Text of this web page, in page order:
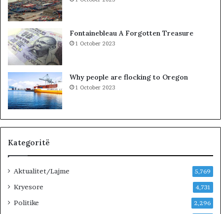
a
k
m
i
n
!
Fontainebleau A Forgotten Treasure
1 October 2023
Why people are flocking to Oregon
1 October 2023
Kategoritë
Aktualitet/Lajme 5,769
Kryesore 4,731
Politike 2,296